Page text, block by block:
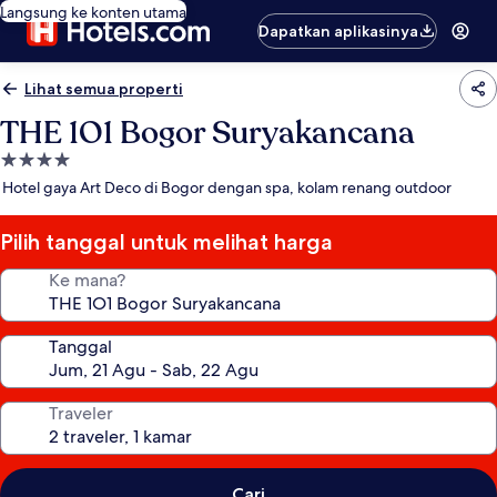
Langsung ke konten utama
Dapatkan aplikasinya
Lihat semua properti
THE 1O1 Bogor Suryakancana
Properti
bintang
Hotel gaya Art Deco di Bogor dengan spa, kolam renang outdoor
Pilih tanggal untuk melihat harga
Ke mana?
Tanggal
Traveler